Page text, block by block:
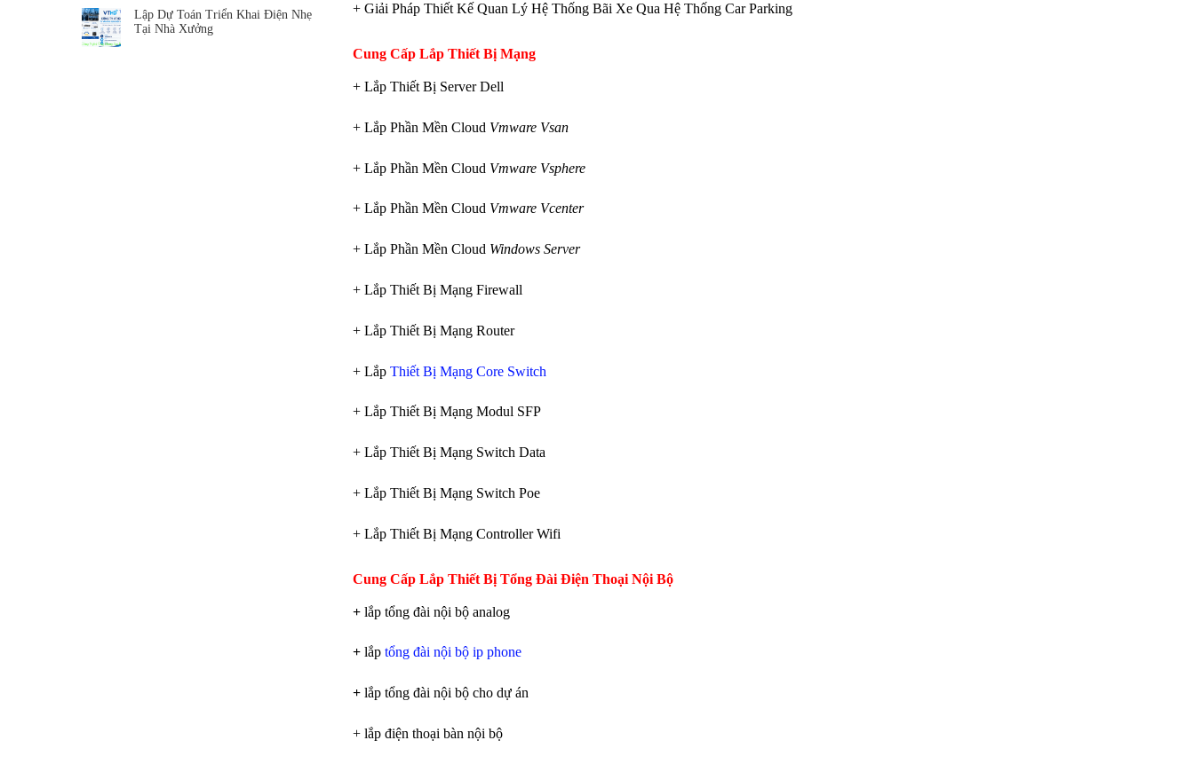
Lập Dự Toán Triển Khai Điện Nhẹ
Tại Nhà Xưởng
+ Giải Pháp Thiết Kế Quan Lý Hệ Thống Bãi Xe Qua Hệ Thống Car Parking
Cung Cấp Lắp Thiết Bị Mạng
+ Lắp Thiết Bị Server Dell
+ Lắp Phần Mền Cloud Vmware Vsan
+ Lắp Phần Mền Cloud Vmware Vsphere
+ Lắp Phần Mền Cloud Vmware Vcenter
+ Lắp Phần Mền Cloud Windows Server
+ Lắp Thiết Bị Mạng Firewall
+ Lắp Thiết Bị Mạng Router
+ Lắp Thiết Bị Mạng Core Switch
+ Lắp Thiết Bị Mạng Modul SFP
+ Lắp Thiết Bị Mạng Switch Data
+ Lắp Thiết Bị Mạng Switch Poe
+ Lắp Thiết Bị Mạng Controller Wifi
Cung Cấp Lắp Thiết Bị Tổng Đài Điện Thoại Nội Bộ
+ lắp tổng đài nội bộ analog
+ lắp tổng đài nội bộ ip phone
+ lắp tổng đài nội bộ cho dự án
+ lắp điện thoại bàn nội bộ